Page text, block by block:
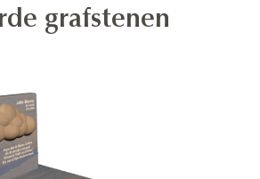
grafstenen